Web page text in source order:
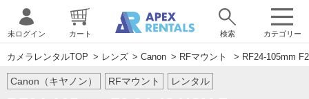
カテゴリー
未ログイン カート 検索
カメラレンタルTOP > レンズ > Canon > RFマウント > RF24-105mm
Canon（キヤノン） RFマウント レンタル